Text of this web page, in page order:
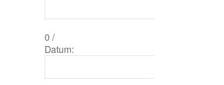
0 /
Datum: